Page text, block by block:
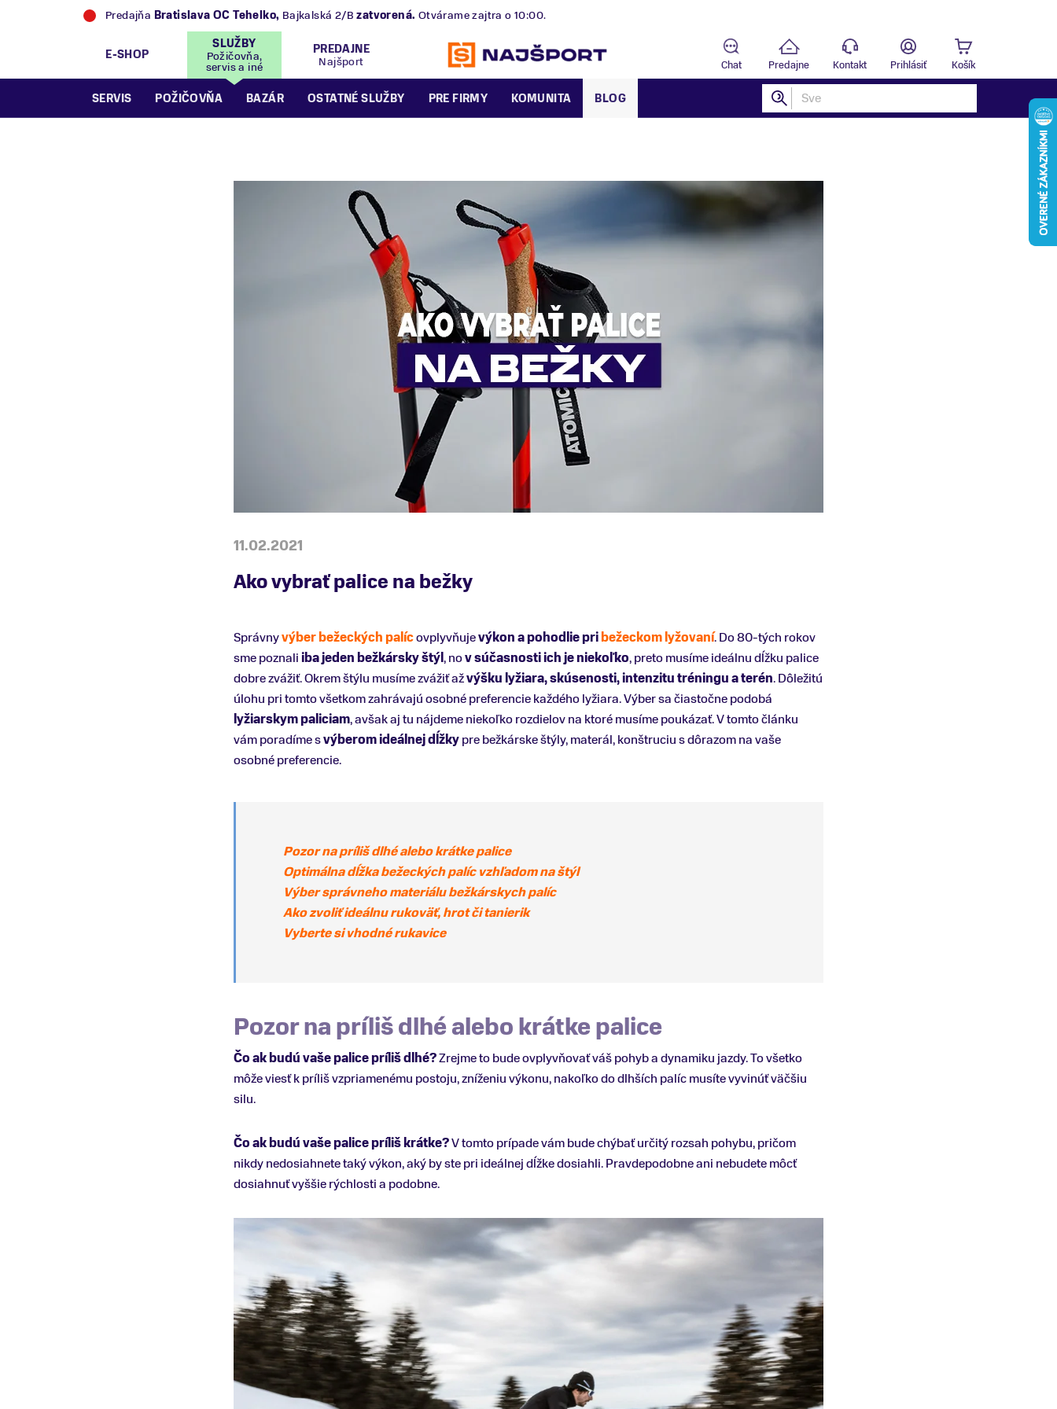
Predajňa Bratislava OC Tehelko, Bajkalská 2/B zatvorená. Otvárame zajtra o 10:00.
E-SHOP
SLUŽBY
Požičovňa,
servis a iné
PREDAJNE
Najšport
Chat Predajne Kontakt Prihlásiť Košík
SERVIS POŽIČOVŇA BAZÁR OSTATNÉ SLUŽBY PRE FIRMY KOMUNITA BLOG
11.02.2021
Ako vybrať palice na bežky
Správnyvýber bežeckých palícovplyvňujevýkon a pohodlie pribežeckom lyžovaní. Do 80-tých rokov
sme poznaliiba jeden bežkársky štýl, nov súčasnosti ich je niekoľko, preto musíme ideálnu dĺžku palice
dobre zvážiť. Okrem štýlu musíme zvážiť ažvýšku lyžiara, skúsenosti, intenzitu tréningu a terén. Dôležitú
úlohu pri tomto všetkom zahrávajú osobné preferencie každého lyžiara. Výber sa čiastočne podobá
lyžiarskym paliciam, avšak aj tu nájdeme niekoľko rozdielov na ktoré musíme poukázať. V tomto článku
vám poradíme svýberom ideálnej dĺžkypre bežkárske štýly, materál, konštruciu s dôrazom na vaše
osobné preferencie.
Pozor na príliš dlhé alebo krátke palice
Optimálna dĺžka bežeckých palíc vzhľadom na štýl
Výber správneho materiálu bežkárskych palíc
Ako zvoliť ideálnu rukoväť, hrot či tanierik
Vyberte si vhodné rukavice
Pozor na príliš dlhé alebo krátke palice
Čo ak budú vaše palice príliš dlhé?Zrejme to bude ovplyvňovať váš pohyb a dynamiku jazdy. To všetko
môže viesť k príliš vzpriamenému postoju, zníženiu výkonu, nakoľko do dlhších palíc musíte vyvinúť väčšiu
silu.
Čo ak budú vaše palice príliš krátke?V tomto prípade vám bude chýbať určitý rozsah pohybu, pričom
nikdy nedosiahnete taký výkon, aký by ste pri ideálnej dĺžke dosiahli. Pravdepodobne ani nebudete môcť
dosiahnuť vyššie rýchlosti a podobne.